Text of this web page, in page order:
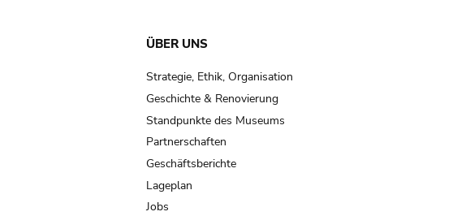
ÜBER UNS
Strategie, Ethik, Organisation
Geschichte & Renovierung
Standpunkte des Museums
Partnerschaften
Geschäftsberichte
Lageplan
Jobs